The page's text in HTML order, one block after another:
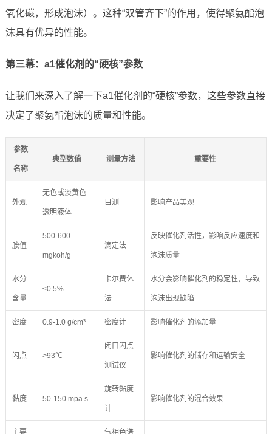
氧化碳，形成泡沫）。这种“双管齐下”的作用，使得聚氨酯泡
沫具有优异的性能。
第三幕：a1催化剂的“硬核”参数
让我们来深入了解一下a1催化剂的“硬核”参数，这些参数直接
决定了聚氨酯泡沫的质量和性能。
参数
名称
典型数值 测量方法 重要性
外观
无色或淡黄色
透明液体
目测 影响产品美观
胺值
500-600
mgkoh/g
滴定法
反映催化剂活性，影响反应速度和
泡沫质量
水分
含量
≤0.5%
卡尔费休
法
水分会影响催化剂的稳定性，导致
泡沫出现缺陷
密度 0.9-1.0 g/cm³ 密度计 影响催化剂的添加量
闪点 >93℃
闭口闪点
测试仪
影响催化剂的储存和运输安全
黏度 50-150 mpa.s
旋转黏度
计
影响催化剂的混合效果